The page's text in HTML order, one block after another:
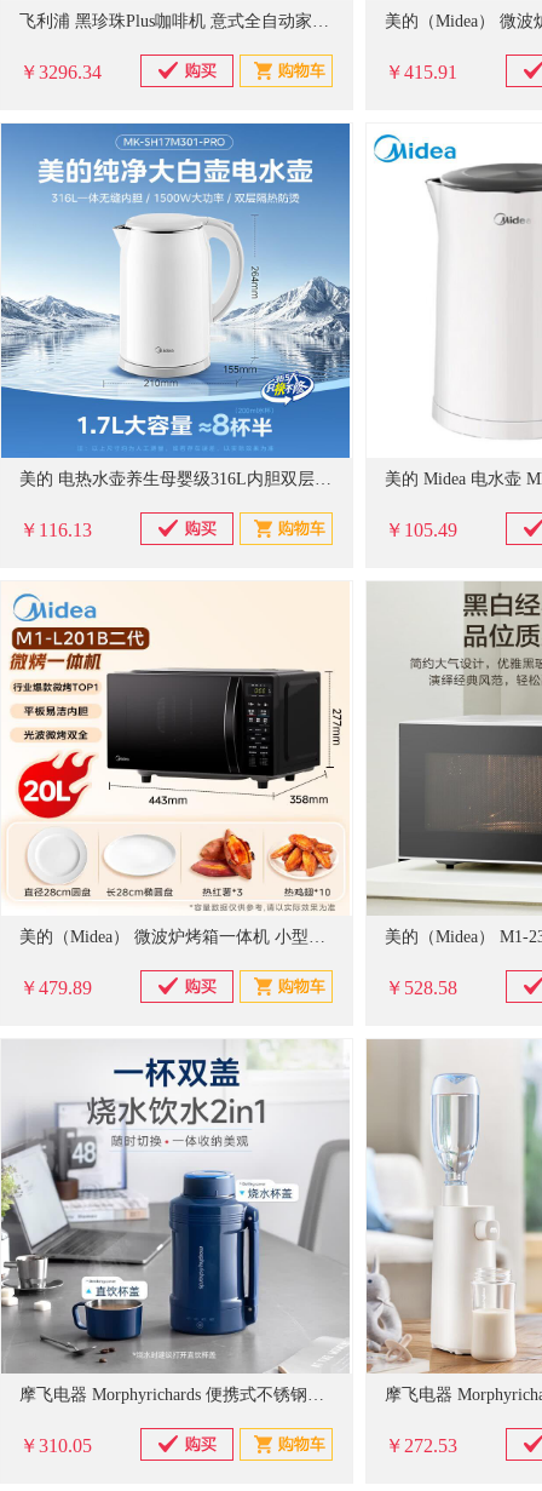
飞利浦 黑珍珠Plus咖啡机 意式全自动家用现磨咖啡机 办公室 一键黑咖 奶泡系统 触控屏 EP2124/62
￥3296.34
美的（Midea） 微波
￥415.91
美的 电热水壶养生母婴级316L内胆双层无缝一体家用烧水壶1.7L大容量自动智能断电泡茶 SH17M301PRO
￥116.13
美的 Midea 电水壶
￥105.49
美的（Midea） 微波炉烤箱一体机 小型家用20升微波炉 光波加热 钻石背板（M1-L201B）
￥479.89
美的（Midea） M1-
￥528.58
摩飞电器 Morphyrichards 便携式不锈钢真空保温烧水壶 MR6061 1L (轻奢蓝)
￥310.05 ￥272.53